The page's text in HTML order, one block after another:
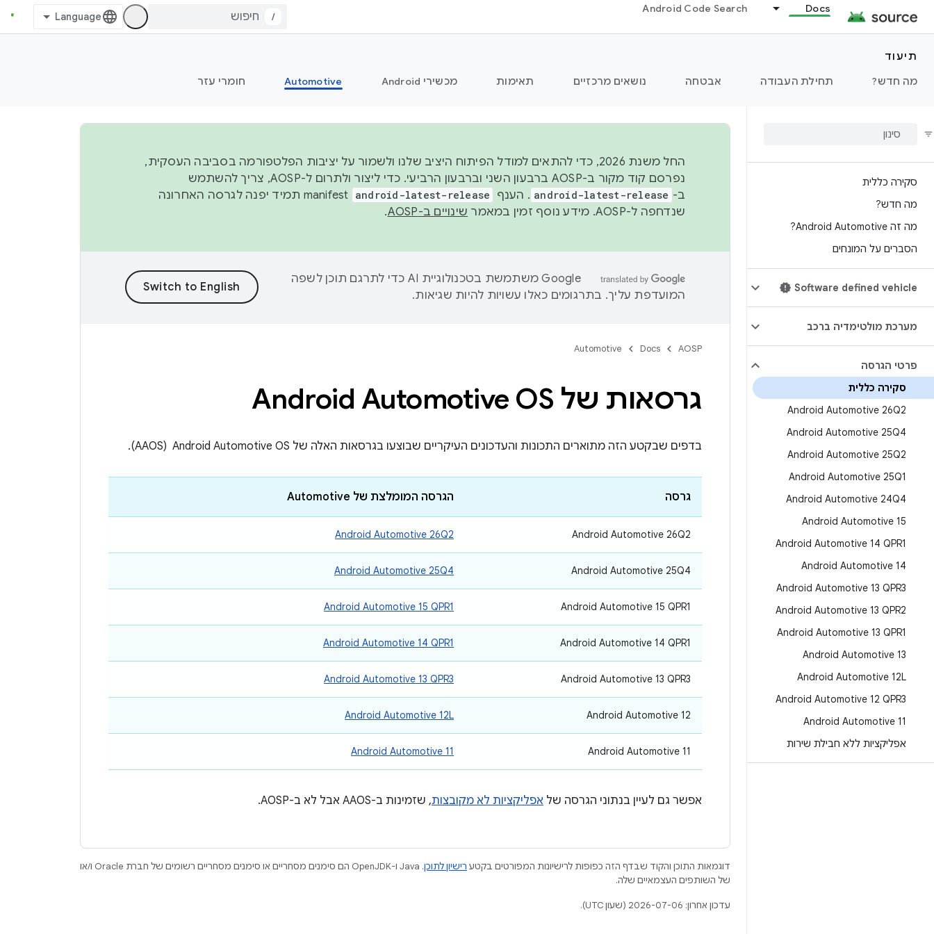
Docs
Android Code Search
/
תיעוד
מה חדש?
תחילת העבודה אבטחה נושאים מרכזיים תאימות מכשירי Android Automotive חומרי עזר
סקירה כללית
מה חדש?
מה זה Android Automotive?
הסברים על המונחים
Software defined vehicle
מערכת מולטימדיה ברכב
פרטי הגרסה
סקירה כללית
‫Android Automotive 26Q2
‫Android Automotive 25Q4
Android Automotive 25Q2
Android Automotive 25Q1
Android Automotive 24Q4
Android Automotive 15
Android Automotive 14 QPR1
Android Automotive 14
Android Automotive 13 QPR3
Android Automotive 13 QPR2
Android Automotive 13 QPR1
Android Automotive 13
Android Automotive 12L
Android Automotive 12 QPR3
Android Automotive 11
אפליקציות ללא חבילת שירות
החל משנת 2026, כדי להתאים למודל הפיתוח היציב שלנו ולשמור על יציבות הפלטפורמה בסביבה העסקית,
נפרסם קוד מקור ב-AOSP ברבעון השני וברבעון הרביעי. כדי ליצור ולתרום ל-AOSP, צריך להשתמש
ב- android-latest-release . הענף android-latest-release
manifest תמיד יפנה לגרסה האחרונה
שנדחפה ל-AOSP. מידע נוסף זמין במאמר
שינויים ב-AOSP .
‫Google משתמשת בטכנולוגיית AI כדי לתרגם תוכן לשפה
המועדפת עליך. בתרגומים כאלו עשויות להיות שגיאות.
AOSP
Docs
Automotive
גרסאות של Android Automotive OS
בדפים שבקטע הזה מתוארים התכונות והעדכונים העיקריים שבוצעו בגרסאות האלה של Android Automotive OS ‏ (AAOS).
גרסה הגרסה המומלצת של Automotive
‫Android Automotive 26Q2
Android Automotive 26Q2
‫Android Automotive 25Q4
Android Automotive 25Q4
‫Android Automotive 15 QPR1
Android Automotive 15 QPR1
‫Android Automotive 14 QPR1
Android Automotive 14 QPR1
‫Android Automotive 13 QPR3
Android Automotive 13 QPR3
‫Android Automotive 12
Android Automotive 12L
‫Android Automotive 11
Android Automotive 11
אפשר גם לעיין בנתוני הגרסה של אפליקציות לא מקובצות, שזמינות ב-AAOS אבל לא ב-AOSP.
דוגמאות התוכן והקוד שבדף הזה כפופות לרישיונות המפורטים בקטע רישיון לתוכן
.‏ Java ו-OpenJDK הם סימנים מסחריים או סימנים מסחריים רשומים של חברת Oracle ו/או
של השותפים העצמאיים שלה.
עדכון אחרון: 2026-07-06 (שעון UTC).